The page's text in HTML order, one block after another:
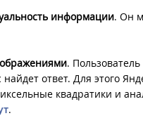
информации. Он
.
ответ. Для этого
квадратики и
.